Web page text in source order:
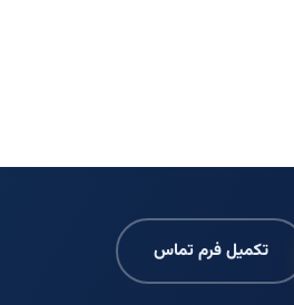
تکمیل فرم تماس